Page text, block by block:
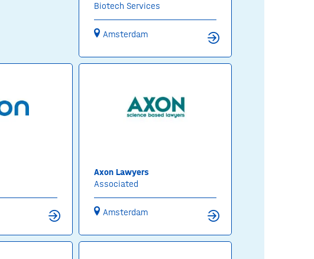
Biotech Services
Amsterdam
Axon Lawyers
Associated
Amsterdam